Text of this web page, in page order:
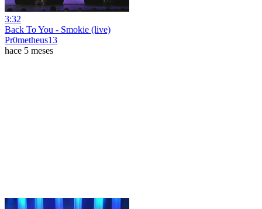
3:32
Back To You - Smokie (live)
Pr0metheus13
hace 5 meses